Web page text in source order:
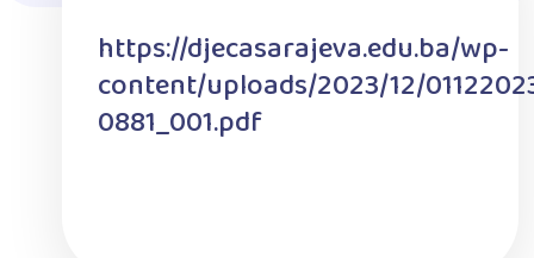
https://djecasarajeva.edu.ba/wp-
content/uploads/2023/12/
0881_001.pdf